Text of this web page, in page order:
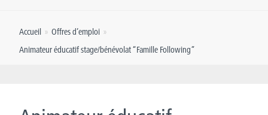
Formation continue et Recherche
Presse
Accueil » Offres d’emploi »
Animateur éducatif stage/bénévolat “Famille Following”